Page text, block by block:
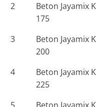
2
Beton Jayamix K
175
3
Beton Jayamix K
200
4
Beton Jayamix K
225